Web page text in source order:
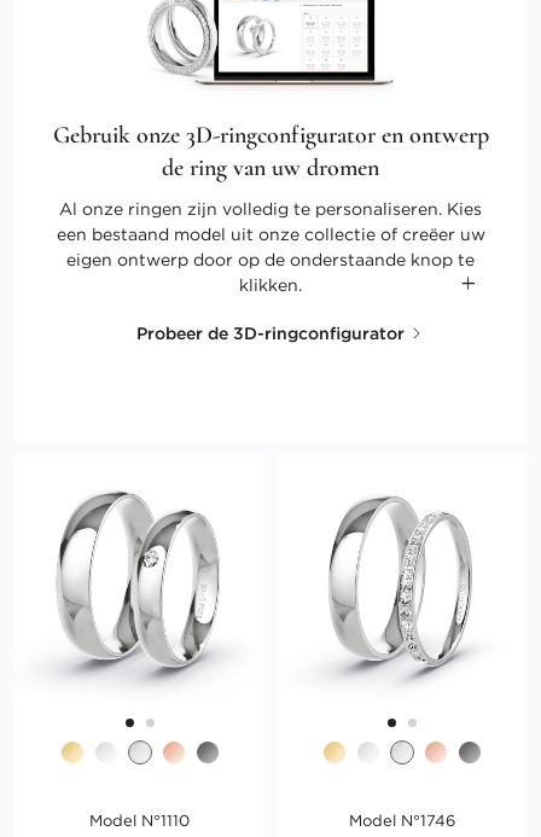
Gebruik onze 3D-ringconfigurator en ontwerp
de ring van uw dromen
Al onze ringen zijn volledig te personaliseren. Kies
een bestaand model uit onze collectie of creëer uw
eigen ontwerp door op de onderstaande knop te
klikken.
Probeer de 3D-ringconfigurator
Model N°1110 Model N°1746